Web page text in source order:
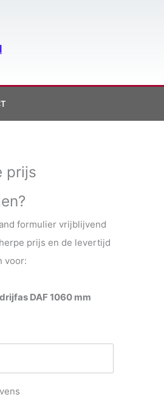
prijs
formulier vrijblijvend
prijs en de levertijd
voor:
DAF 1060 mm